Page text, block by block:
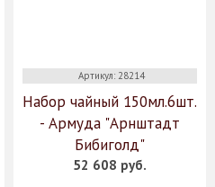
Артикул: 28214
Набор чайный 150мл.6шт.
- Армуда "Арнштадт
Бибиголд"
52 608 руб.